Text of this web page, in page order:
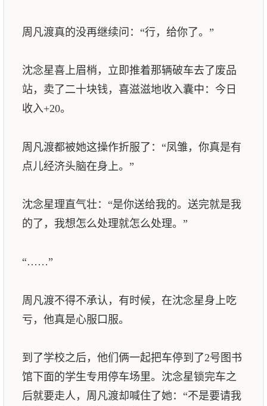
周凡渡真的没再继续问：“行，给你了。”
沈念星喜上眉梢，立即推着那辆破车去了废品
站，卖了二十块钱，喜滋滋地收入囊中：今日
收入+20。
周凡渡都被她这操作折服了：“凤雏，你真是有
点儿经济头脑在身上。”
沈念星理直气壮：“是你送给我的。送完就是我
的了，我想怎么处理就怎么处理。”
“……”
周凡渡不得不承认，有时候，在沈念星身上吃
亏，他真是心服口服。
到了学校之后，他们俩一起把车停到了2号图书
馆下面的学生专用停车场里。沈念星锁完车之
后就要走人，周凡渡却喊住了她：“不是要请我